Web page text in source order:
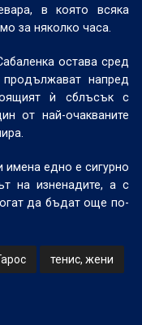
в която всяка
за няколко часа.
остава сред
напред
ѝ сблъсък с
от най-очакваните
едно е сигурно
на изненадите, а с
да бъдат още по-
тенис, жени